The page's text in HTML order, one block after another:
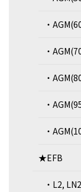
・
・
・
・
・
★EFB
・L2,